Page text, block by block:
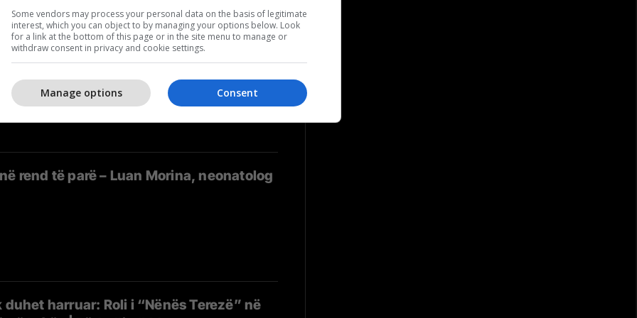
ende prioritet në Washington? – Mulliqi i
në Përballje #41
rend të parë – Luan Morina, neonatolog
harruar: Roli i “Nënës Terezë” në
Some vendors may process your personal data on the basis of legitimate
interest, which you can object to by managing your options below. Look
for a link at the bottom of this page or in the site menu to manage or
withdraw consent in privacy and cookie settings.
Consent
Manage options